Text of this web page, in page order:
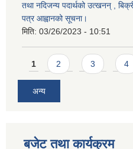
तथा नदिजन्य पदार्थको उत्खनन् ,
पत्र आह्वानको सूचना।
मिति: 03/26/2023 - 10:51
Pages
1 2 3 4
अन्य
बजेट तथा कार्यक्रम